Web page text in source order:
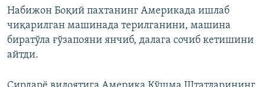
Набижон Боқий пахтанинг Америкада ишлаб
чиқарилган машинада терилганини, машина
биратўла ғўзапояни янчиб, далага сочиб кетишини
айтди.